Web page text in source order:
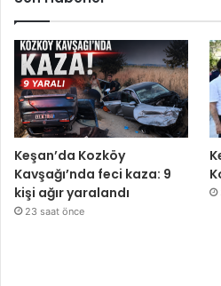
Keşan’da Kozköy
Kavşağı’nda feci kaza: 9
kişi ağır yaralandı
23 saat önce